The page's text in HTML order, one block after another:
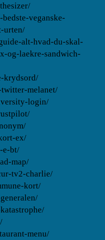
veganske-
urten/
alt-hvad-du-skal-
og-laekre-sandwich-
krydsord/
melanet/
login/
ex/
e-bt/
map/
tv2-charlie/
kort/
menu/